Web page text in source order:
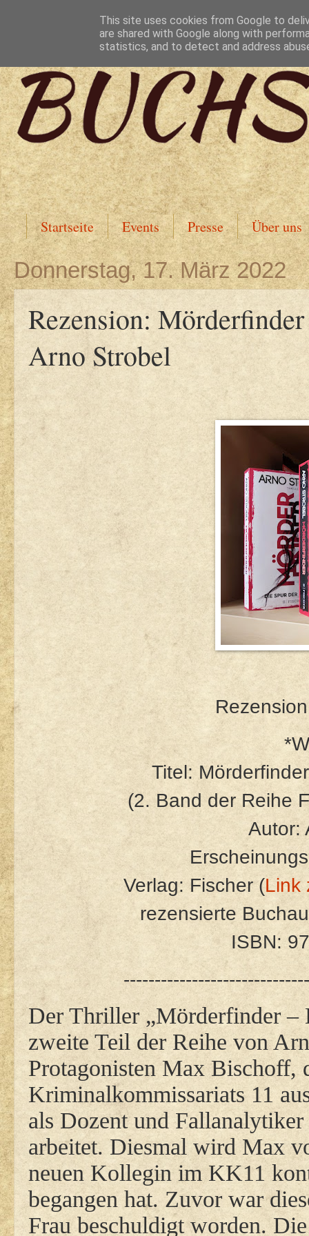
Startseite Events Presse Über uns
Donnerstag, 17. März 2022
Rezension:
Arno Strobel
Titel:
(2. Band der Reihe
Autor:
Verlag: Fischer (Link
rezensierte
ISBN:
Der Thriller „Mörderfinder –
zweite Teil der Reihe von
Protagonisten Max Bischoff,
Kriminalkommissariats 11
als Dozent und
arbeitet. Diesmal wird Max
neuen Kollegin im KK11
begangen hat. Zuvor war
Frau beschuldigt worden.
This site uses cookies from Google to
are shared with Google along with
statistics, and to detect and address